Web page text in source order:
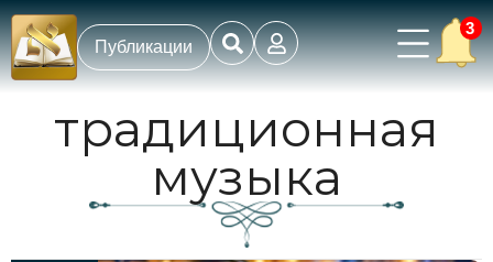
Публикации
3
традиционная
музыка